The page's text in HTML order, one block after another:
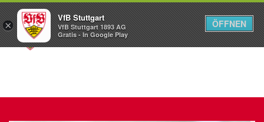
Menü
×
VfB Stuttgart
VfB Stuttgart 1893 AG
Gratis - In Google Play
ÖFFNEN